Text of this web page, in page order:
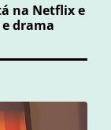
na Netflix e
drama